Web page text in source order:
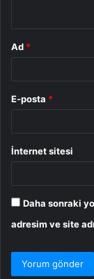
Ad *
E-posta *
İnternet sitesi
Daha sonraki
adresim ve site